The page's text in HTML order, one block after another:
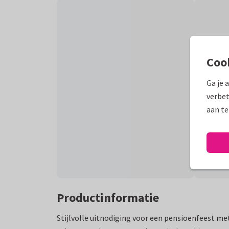
Productinformatie
Stijlvolle uitnodiging voor een pensioenfeest
Ga je
aan